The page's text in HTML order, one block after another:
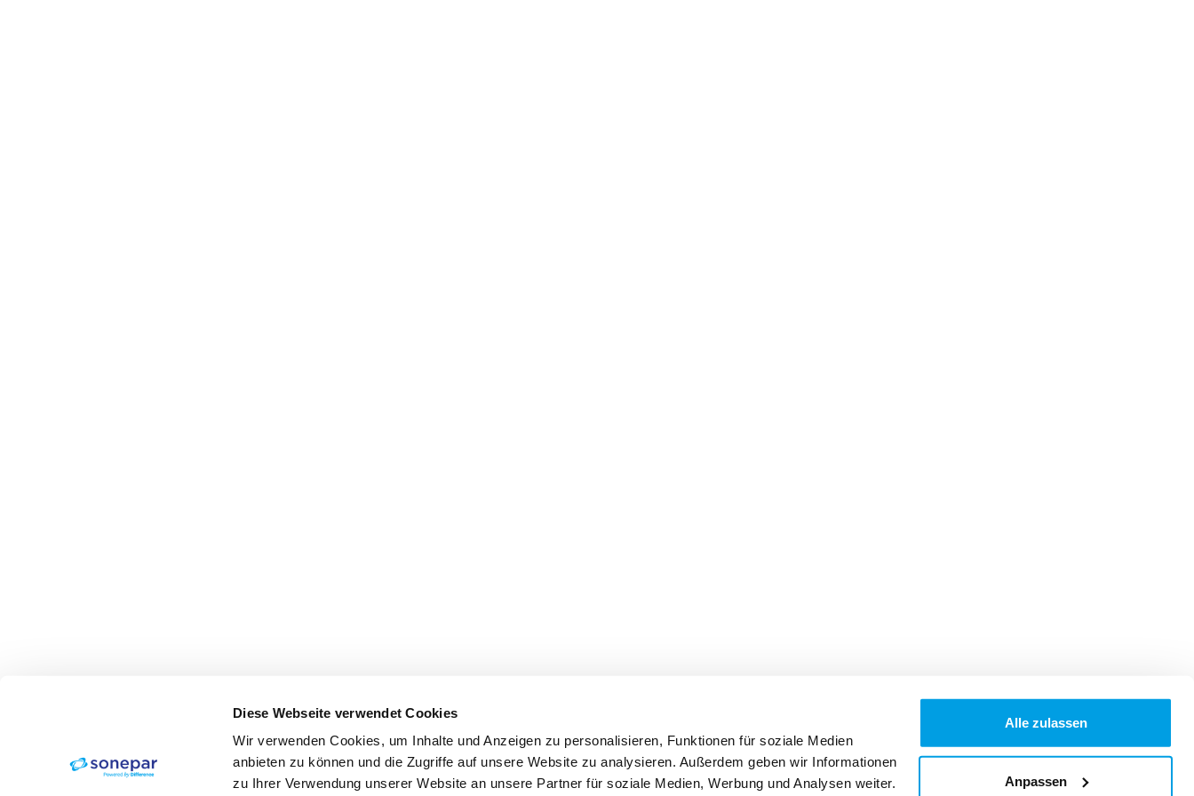
Diese Webseite verwendet Cookies
Wir verwenden Cookies, um Inhalte und Anzeigen zu personalisieren, Funktionen für soziale Medien
anbieten zu können und die Zugriffe auf unsere Website zu analysieren. Außerdem geben wir Informationen
zu Ihrer Verwendung unserer Website an unsere Partner für soziale Medien, Werbung und Analysen weiter.
Alle zulassen
Anpassen